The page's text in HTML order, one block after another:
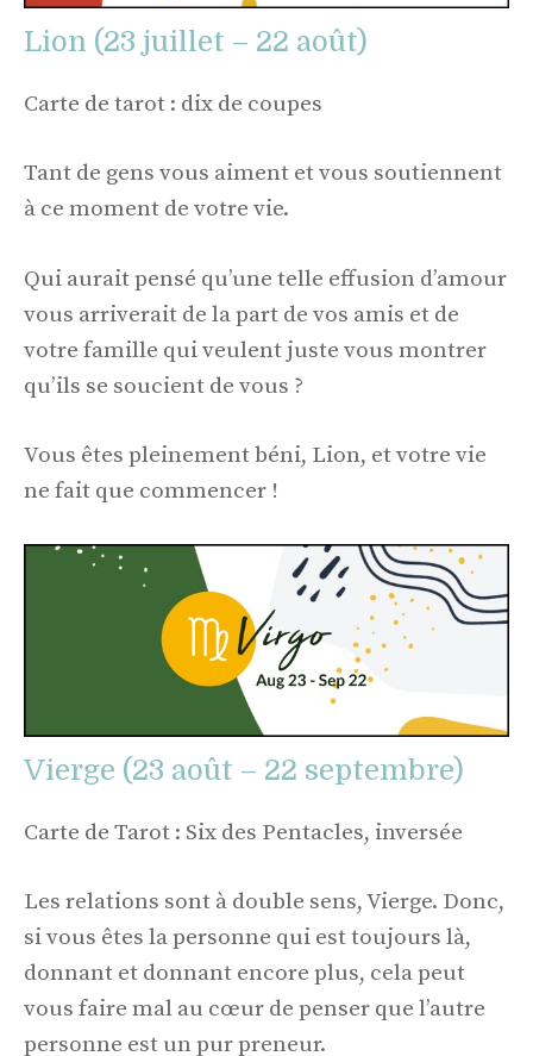
Lion (23 juillet – 22 août)
Carte de tarot : dix de coupes
Tant de gens vous aiment et vous soutiennent
à ce moment de votre vie.
Qui aurait pensé qu’une telle effusion d’amour
vous arriverait de la part de vos amis et de
votre famille qui veulent juste vous montrer
qu’ils se soucient de vous ?
Vous êtes pleinement béni, Lion, et votre vie
ne fait que commencer !
Vierge (23 août – 22 septembre)
Carte de Tarot : Six des Pentacles, inversée
Les relations sont à double sens, Vierge. Donc,
si vous êtes la personne qui est toujours là,
donnant et donnant encore plus, cela peut
vous faire mal au cœur de penser que l’autre
personne est un pur preneur.